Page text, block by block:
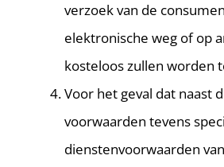
verzoek van de
elektronische weg of op
kosteloos zullen worden
Voor het geval dat naast
voorwaarden tevens
dienstenvoorwaarden